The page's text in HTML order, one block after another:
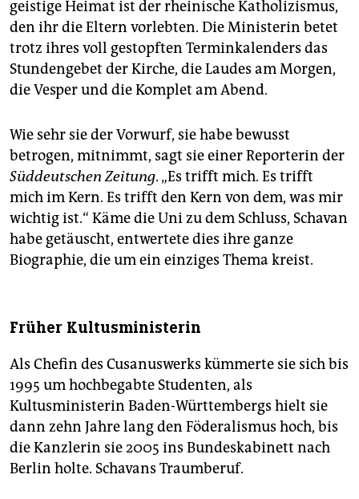
geistige Heimat ist der rheinische Katholizismus,
den ihr die Eltern vorlebten. Die Ministerin betet
trotz ihres voll gestopften Terminkalenders das
Stundengebet der Kirche, die Laudes am Morgen,
die Vesper und die Komplet am Abend.
Wie sehr sie der Vorwurf, sie habe bewusst
betrogen, mitnimmt, sagt sie einer Reporterin der
Süddeutschen Zeitung. „Es trifft mich. Es trifft
mich im Kern. Es trifft den Kern von dem, was mir
wichtig ist.“ Käme die Uni zu dem Schluss, Schavan
habe getäuscht, entwertete dies ihre ganze
Biographie, die um ein einziges Thema kreist.
Früher Kultusministerin
Als Chefin des Cusanuswerks kümmerte sie sich bis
1995 um hochbegabte Studenten, als
Kultusministerin Baden-Württembergs hielt sie
dann zehn Jahre lang den Föderalismus hoch, bis
die Kanzlerin sie 2005 ins Bundeskabinett nach
Berlin holte. Schavans Traumberuf.